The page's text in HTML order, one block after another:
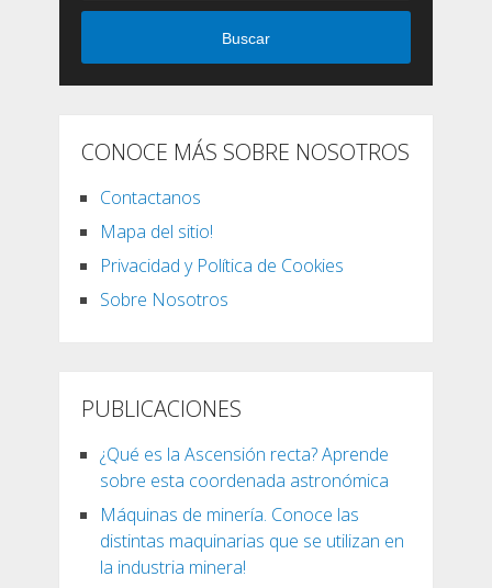
Buscar
CONOCE MÁS SOBRE NOSOTROS
Contactanos
Mapa del sitio!
Privacidad y Política de Cookies
Sobre Nosotros
PUBLICACIONES
¿Qué es la Ascensión recta? Aprende
sobre esta coordenada astronómica
Máquinas de minería. Conoce las
distintas maquinarias que se utilizan en
la industria minera!